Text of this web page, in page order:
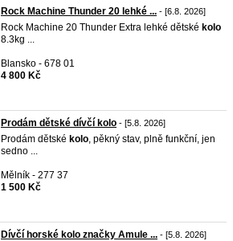
Rock Machine Thunder 20 lehké ... - [6.8. 2026]
Rock Machine 20 Thunder Extra lehké dětské kolo
8.3kg ...
Blansko - 678 01
4 800 Kč
Prodám dětské dívčí kolo - [5.8. 2026]
Prodám dětské kolo, pěkný stav, plně funkční, jen
sedno ...
Mělník - 277 37
1 500 Kč
Dívčí horské kolo značky Amule ... - [5.8. 2026]